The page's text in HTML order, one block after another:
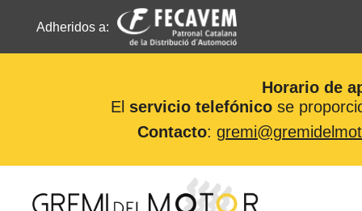
Adheridos a:
Horario de
El servicio telefónico se
Contacto:
contenido